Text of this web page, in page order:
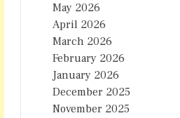
May 2026
April 2026
March 2026
February 2026
January 2026
December 2025
November 2025